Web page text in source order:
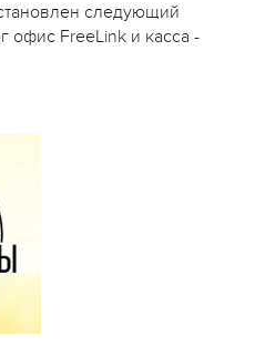
следующий
офис FreeLink и касса -